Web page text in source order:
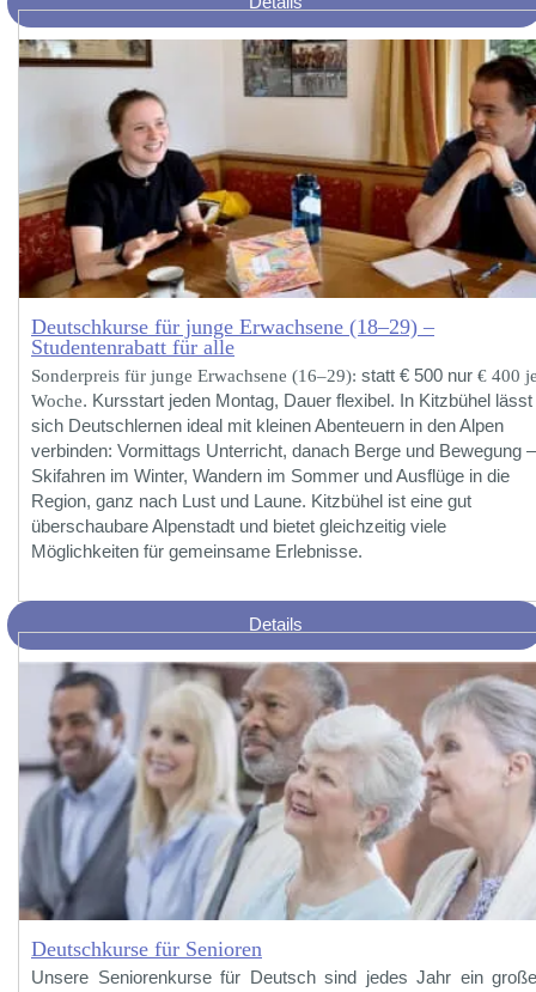
Deutschkurse für junge Erwachsene (18–29) –
Studentenrabatt für alle
Sonderpreis für junge Erwachsene (16–29): statt € 500 nur € 400
Woche. Kursstart jeden Montag, Dauer flexibel. In Kitzbühel lässt
sich Deutschlernen ideal mit kleinen Abenteuern in den Alpen
verbinden: Vormittags Unterricht, danach Berge und Bewegung –
Skifahren im Winter, Wandern im Sommer und Ausflüge in die
Region, ganz nach Lust und Laune. Kitzbühel ist eine gut
überschaubare Alpenstadt und bietet gleichzeitig viele
Möglichkeiten für gemeinsame Erlebnisse.
Details
Deutschkurse für Senioren
Unsere Seniorenkurse für Deutsch sind jedes Jahr ein